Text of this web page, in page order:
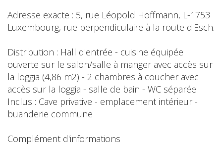
Adresse exacte : 5, rue Léopold Hoffmann, L-1753
Luxembourg, rue perpendiculaire à la route d'Esch.
Distribution : Hall d'entrée - cuisine équipée
ouverte sur le salon/salle à manger avec accès sur
la loggia (4,86 m2) - 2 chambres à coucher avec
accès sur la loggia - salle de bain - WC séparée
Inclus : Cave privative - emplacement intérieur -
buanderie commune
Complément d'informations